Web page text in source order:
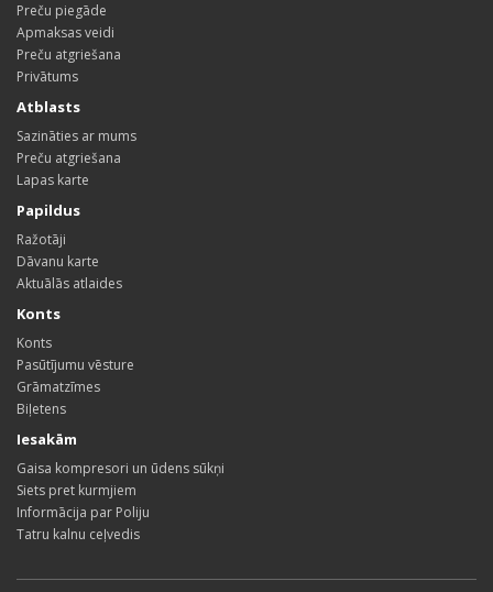
Preču piegāde
Apmaksas veidi
Preču atgriešana
Privātums
Atblasts
Sazināties ar mums
Preču atgriešana
Lapas karte
Papildus
Ražotāji
Dāvanu karte
Aktuālās atlaides
Konts
Konts
Pasūtījumu vēsture
Grāmatzīmes
Biļetens
Iesakām
Gaisa kompresori un ūdens sūkņi
Siets pret kurmjiem
Informācija par Poliju
Tatru kalnu ceļvedis